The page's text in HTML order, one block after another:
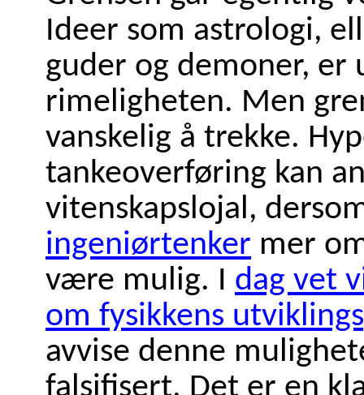
Ideer som astrologi,
guder og demoner, er
rimeligheten. Men
vanskelig å trekke.
tankeoverføring kan
vitenskapslojal,
ingeniørtenker mer
være mulig. I dag vet
om fysikkens
avvise denne